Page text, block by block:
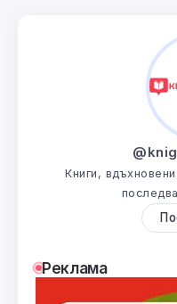
Книги,
Реклама